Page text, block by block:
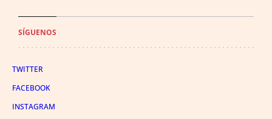
SÍGUENOS
TWITTER
FACEBOOK
INSTAGRAM